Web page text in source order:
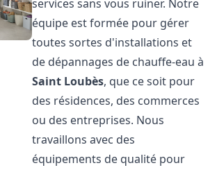
services sans vous ruiner. Notre
équipe est formée pour gérer
toutes sortes d'installations et
de dépannages de chauffe-eau à
Saint Loubès, que ce soit pour
des résidences, des commerces
ou des entreprises. Nous
travaillons avec des
équipements de qualité pour